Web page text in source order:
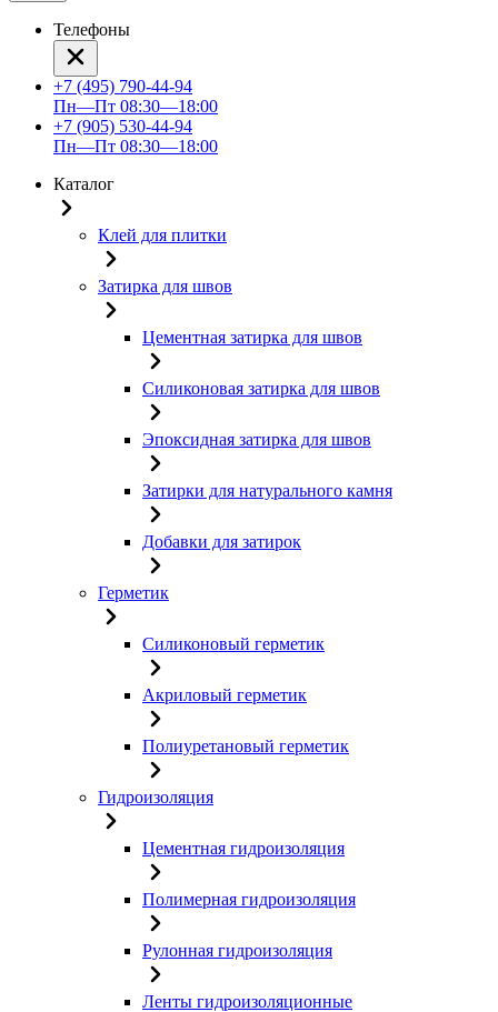
Телефоны
+7 (495) 790-44-94
Пн—Пт 08:30—18:00
+7 (905) 530-44-94
Пн—Пт 08:30—18:00
Каталог
Клей для плитки
Затирка для швов
Цементная затирка для швов
Силиконовая затирка для швов
Эпоксидная затирка для швов
Затирки для натурального камня
Добавки для затирок
Герметик
Силиконовый герметик
Акриловый герметик
Полиуретановый герметик
Гидроизоляция
Цементная гидроизоляция
Полимерная гидроизоляция
Рулонная гидроизоляция
Ленты гидроизоляционные